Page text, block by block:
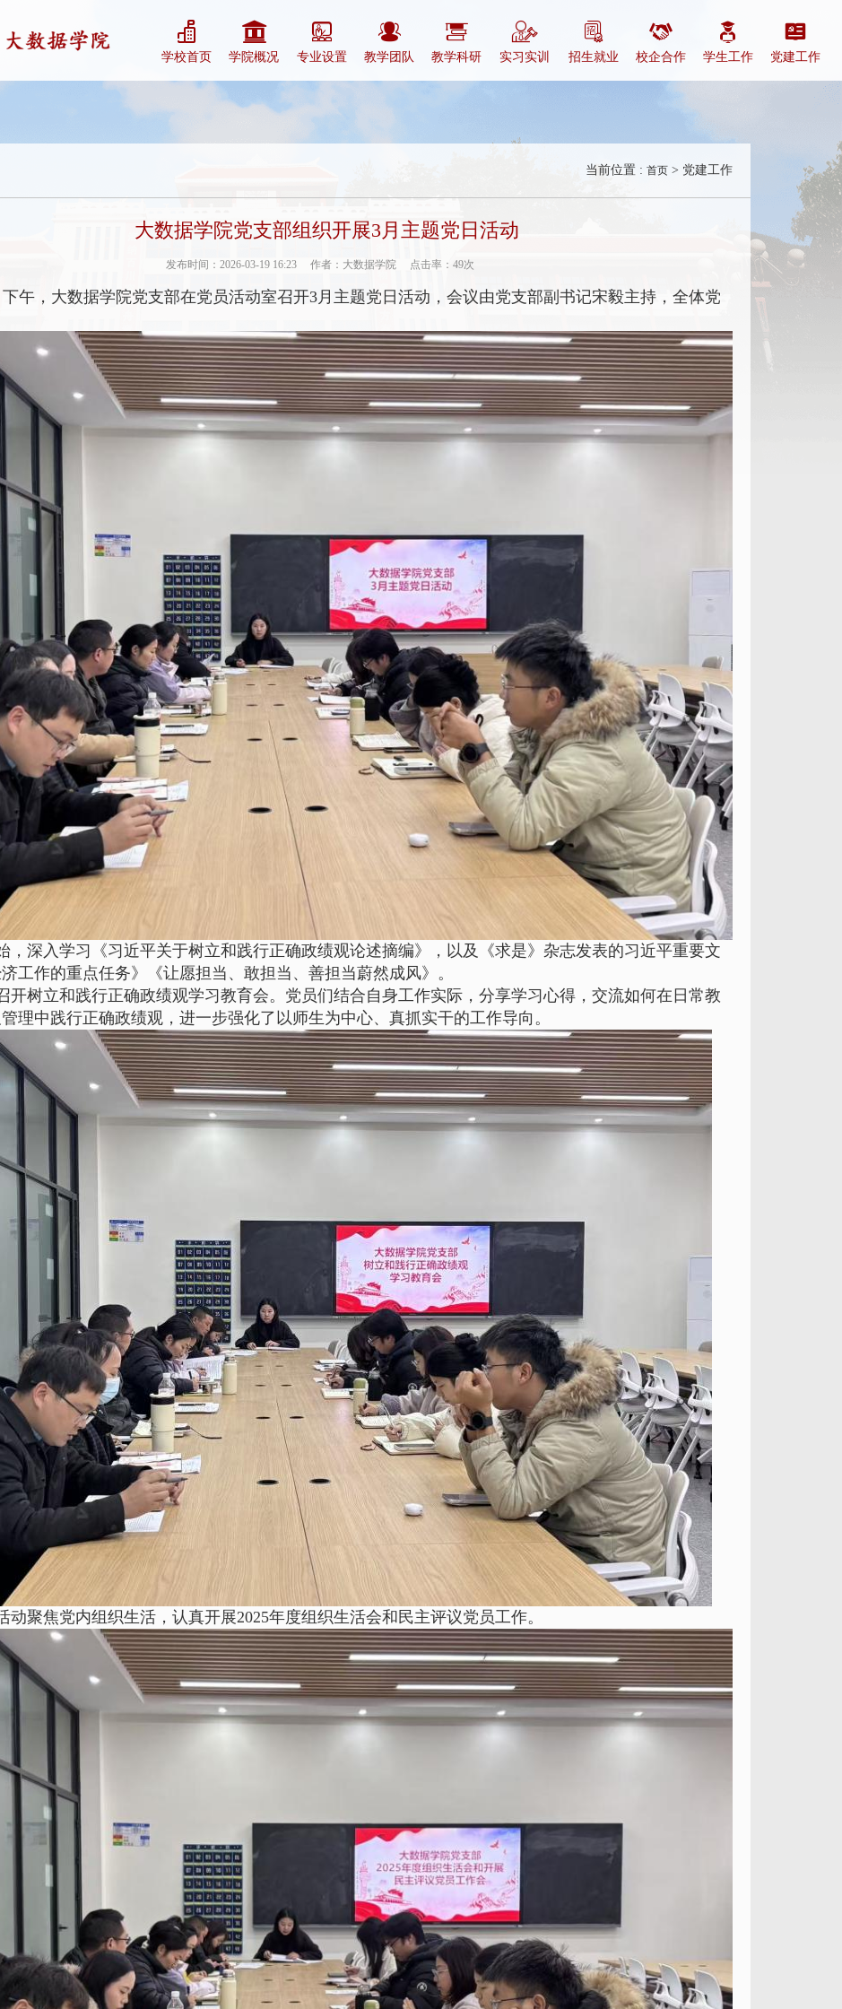
学校首页 学院概况 专业设置 教学团队 教学科研 实习实训 招生就业 校企合作 学生工作 党建工作
当前位置 : 首页 > 党建工作
大数据学院党支部组织开展3月主题党日活动
发布时间：2026-03-19 16:23 作者：大数据学院 点击率： 49次
下午，大数据学院党支部在党员活动室召开3月主题党日活动，会议由党支部副书记宋毅主持，全体党
，深入学习《习近平关于树立和践行正确政绩观论述摘编》，以及《求是》杂志发表的习近平重要文
工作的重点任务》《让愿担当、敢担当、善担当蔚然成风》。
开树立和践行正确政绩观学习教育会。党员们结合自身工作实际，分享学习心得，交流如何在日常教
理中践行正确政绩观，进一步强化了以师生为中心、真抓实干的工作导向。
动聚焦党内组织生活，认真开展2025年度组织生活会和民主评议党员工作。